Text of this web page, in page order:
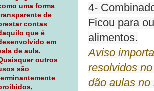
4-
Ficou para
alimentos.
Aviso
resolvidos
dão aulas no
uma forma
de
contas
que é
em
de aula.
outros
são